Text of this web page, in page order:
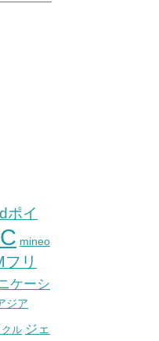
dポイ
mineo
フリ
ケーシ
ジア
ル ジェ